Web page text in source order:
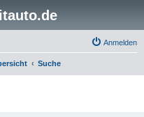
Anmelden
Suche